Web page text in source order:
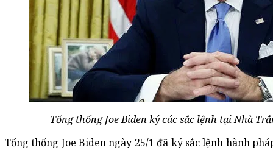
Tổng thống Joe Biden ký các sắc lệnh tại Nhà
Tổng thống Joe Biden ngày 25/1 đã ký sắc lệnh hành